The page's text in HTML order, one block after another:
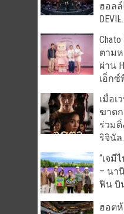
ฮอลล์!
ตามห
ผ่าน
เอ็กซ์
เมื่อเ
ฆาตก
ร่วม
ริจินัล
“เจมี
– นา
ฟิน บิ
ฮอตห้